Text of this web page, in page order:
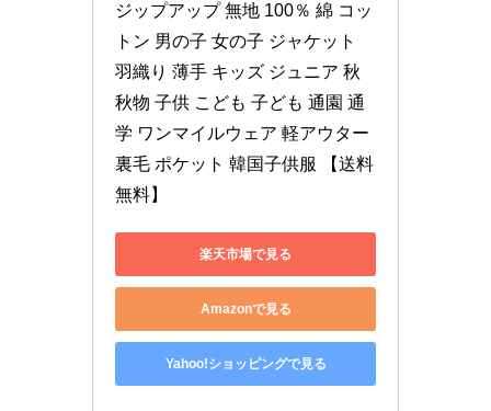
ジップアップ 無地 100％ 綿 コッ
トン 男の子 女の子 ジャケット
羽織り 薄手 キッズ ジュニア 秋
秋物 子供 こども 子ども 通園 通
学 ワンマイルウェア 軽アウター
裏毛 ポケット 韓国子供服 【送料
無料】
楽天市場で見る
Amazonで見る
Yahoo!ショッピングで見る